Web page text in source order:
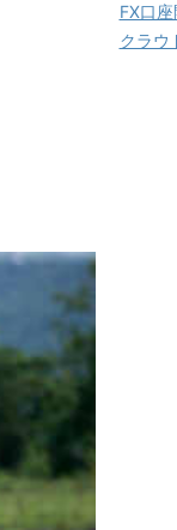
FX口
クラウ